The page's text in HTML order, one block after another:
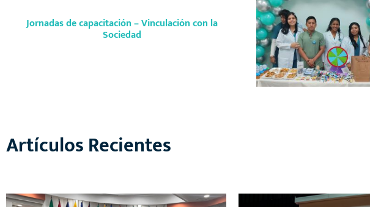
Jornadas de capacitación – Vinculación con la
Sociedad
Artículos Recientes